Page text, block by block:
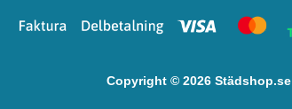
Copyright © 2026 Städshop.se